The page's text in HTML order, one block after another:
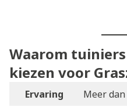
Waarom
kiezen voor
Ervaring Meer